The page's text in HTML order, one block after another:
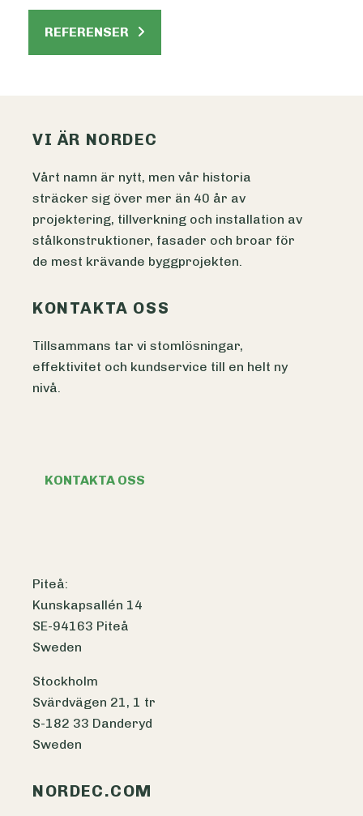
REFERENSER
VI ÄR NORDEC
Vårt namn är nytt, men vår historia
sträcker sig över mer än 40 år av
projektering, tillverkning och installation av
stålkonstruktioner, fasader och broar för
de mest krävande byggprojekten.
KONTAKTA OSS
Tillsammans tar vi stomlösningar,
effektivitet och kundservice till en helt ny
nivå.
KONTAKTA OSS
Piteå:
Kunskapsallén 14
SE-94163 Piteå
Sweden
Stockholm
Svärdvägen 21, 1 tr
S-182 33 Danderyd
Sweden
NORDEC.COM